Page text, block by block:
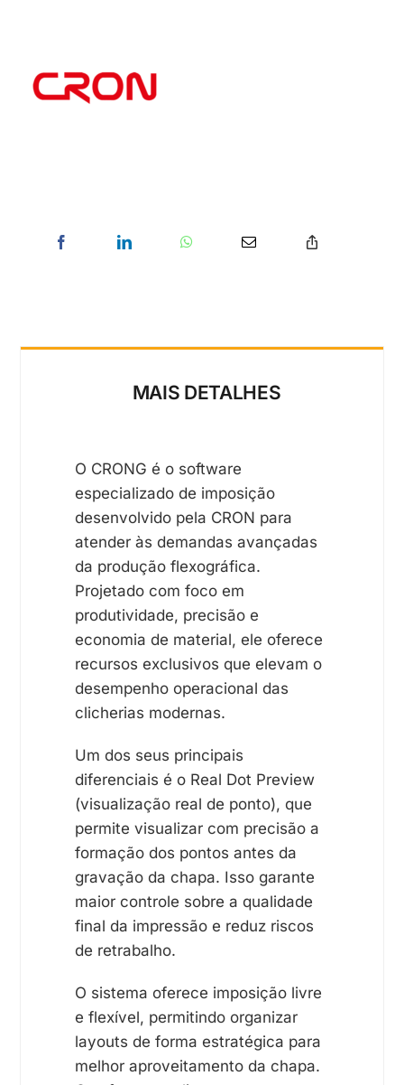
MAIS DETALHES
O CRONG é o software
especializado de imposição
desenvolvido pela CRON para
atender às demandas avançadas
da produção flexográfica.
Projetado com foco em
produtividade, precisão e
economia de material, ele oferece
recursos exclusivos que elevam o
desempenho operacional das
clicherias modernas.
Um dos seus principais
diferenciais é o Real Dot Preview
(visualização real de ponto), que
permite visualizar com precisão a
formação dos pontos antes da
gravação da chapa. Isso garante
maior controle sobre a qualidade
final da impressão e reduz riscos
de retrabalho.
O sistema oferece imposição livre
e flexível, permitindo organizar
layouts de forma estratégica para
melhor aproveitamento da chapa.